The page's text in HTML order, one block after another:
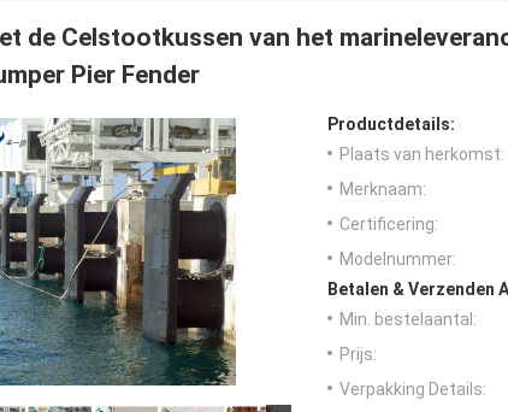
de Celstootkussen van het
Pier Fender
Productdetails:
Plaats van herkomst:
Merknaam:
Certificering:
Modelnummer:
Betalen & Verzenden
Min. bestelaantal:
Prijs:
Verpakking Details: